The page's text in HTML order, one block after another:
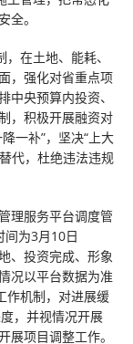
全。
在土地、能耗、
，强化对省重点项
中央预算内投资、
，积极开展融资对
一补”，坚决“上大
代，杜绝违法违规
理服务平台调度管
间为3月10日
、投资完成、形象
况以平台数据为准
作机制，对进展缓
，并视情况开展
项目调整工作。